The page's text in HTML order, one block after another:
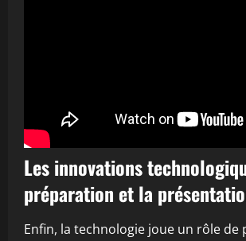
Les innovations
préparation et la
Enfin, la technologie joue un rôle de